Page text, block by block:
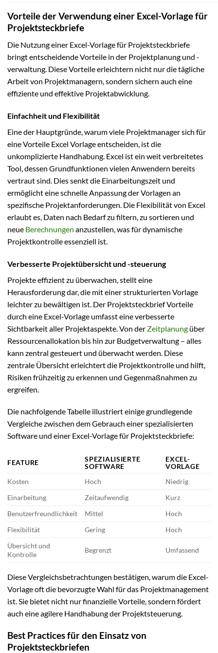
Vorteile der Verwendung einer Excel-Vorlage für
Projektsteckbriefe
Die Nutzung einer Excel-Vorlage für Projektsteckbriefe
bringt entscheidende Vorteile in der Projektplanung und -
verwaltung. Diese Vorteile erleichtern nicht nur die tägliche
Arbeit von Projektmanagern, sondern sichern auch eine
effiziente und effektive Projektabwicklung.
Einfachheit und Flexibilität
Eine der Hauptgründe, warum viele Projektmanager sich für
eine Vorteile Excel Vorlage entscheiden, ist die
unkomplizierte Handhabung. Excel ist ein weit verbreitetes
Tool, dessen Grundfunktionen vielen Anwendern bereits
vertraut sind. Dies senkt die Einarbeitungszeit und
ermöglicht eine schnelle Anpassung der Vorlagen an
spezifische Projektanforderungen. Die Flexibilität von Excel
erlaubt es, Daten nach Bedarf zu filtern, zu sortieren und
neue Berechnungen anzustellen, was für dynamische
Projektkontrolle essenziell ist.
Verbesserte Projektübersicht und -steuerung
Projekte effizient zu überwachen, stellt eine
Herausforderung dar, die mit einer strukturierten Vorlage
leichter zu bewältigen ist. Der Projektsteckbrief Vorteile
durch eine Excel-Vorlage umfasst eine verbesserte
Sichtbarkeit aller Projektaspekte. Von der Zeitplanung über
Ressourcenallokation bis hin zur Budgetverwaltung – alles
kann zentral gesteuert und überwacht werden. Diese
zentrale Übersicht erleichtert die Projektkontrolle und hilft,
Risiken frühzeitig zu erkennen und Gegenmaßnahmen zu
ergreifen.
Die nachfolgende Tabelle illustriert einige grundlegende
Vergleiche zwischen dem Gebrauch einer spezialisierten
Software und einer Excel-Vorlage für Projektsteckbriefe:
FEATURE
SPEZIALISIERTE
SOFTWARE
EXCEL-
VORLAGE
Kosten
Hoch
Niedrig
Einarbeitung
Zeitaufwendig
Kurz
Benutzerfreundlichkeit
Mittel
Hoch
Flexibilität
Gering
Hoch
Übersicht und
Kontrolle
Begrenzt Umfassend
Diese Vergleichsbetrachtungen bestätigen, warum die Excel-
Vorlage oft die bevorzugte Wahl für das Projektmanagement
ist. Sie bietet nicht nur finanzielle Vorteile, sondern fördert
auch eine agilere Handhabung der Projektsteuerung.
Best Practices für den Einsatz von
Projektsteckbriefen